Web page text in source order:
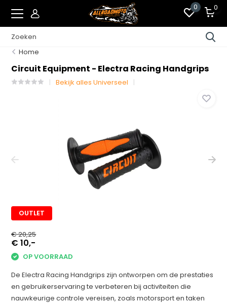
0 0
Home
Circuit Equipment - Electra Racing Handgrips
Bekijk alles Universeel
OUTLET
€ 20,25
€ 10,-
OP VOORRAAD
De Electra Racing Handgrips zijn ontworpen om de prestaties
en gebruikerservaring te verbeteren bij activiteiten die
nauwkeurige controle vereisen, zoals motorsport en taken